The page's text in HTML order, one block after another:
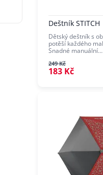
Deštník STITCH
Dětský deštník s
potěší každého
Snadné manuální…
249 Kč
183 Kč